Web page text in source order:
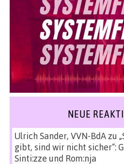
NEUE
Ulrich Sander, VVN-BdAzu
gibt, sind wir nicht sicher“:
Sinti:zze und Rom:nja